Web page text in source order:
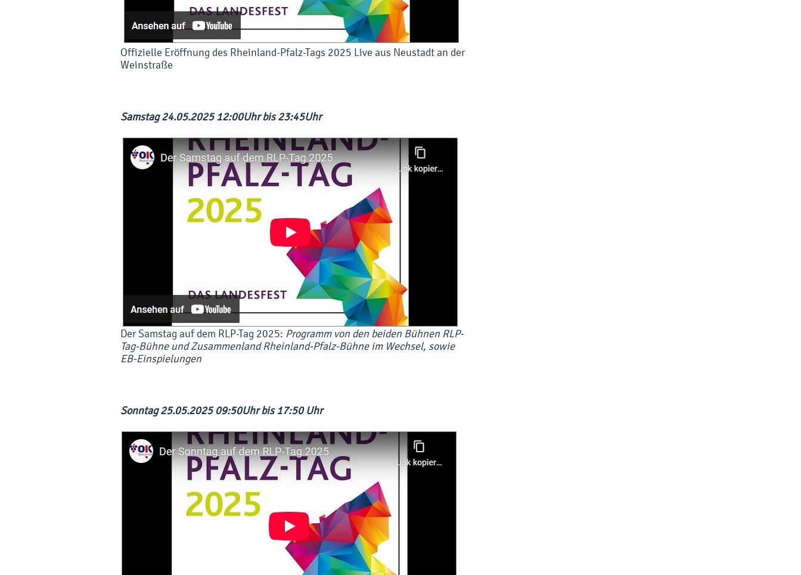
Offizielle Eröffnung des Rheinland-Pfalz-Tags 2025 Live aus Neustadt an der
Weinstraße
Samstag 24.05.2025 12:00Uhr bis 23:45Uhr
Der Samstag auf dem RLP-Tag 2025: Programm von den beiden Bühnen RLP-
Tag-Bühne und Zusammenland Rheinland-Pfalz-Bühne im Wechsel, sowie
EB-Einspielungen
Sonntag 25.05.2025 09:50Uhr bis 17:50 Uhr